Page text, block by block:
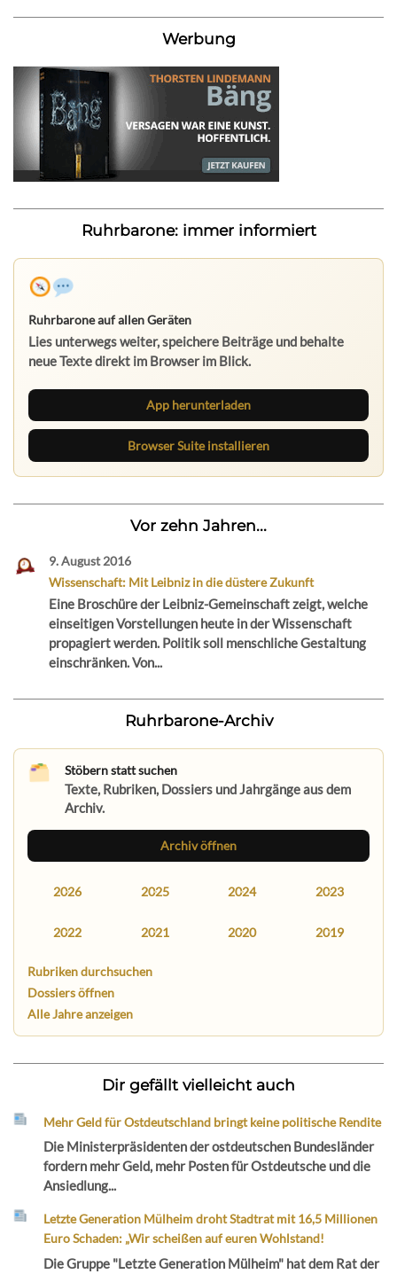
Werbung
Ruhrbarone: immer informiert
Ruhrbarone auf allen Geräten
Lies unterwegs weiter, speichere Beiträge und behalte
neue Texte direkt im Browser im Blick.
App herunterladen
Browser Suite installieren
Vor zehn Jahren...
9. August 2016
Wissenschaft: Mit Leibniz in die düstere Zukunft
Eine Broschüre der Leibniz-Gemeinschaft zeigt, welche
einseitigen Vorstellungen heute in der Wissenschaft
propagiert werden. Politik soll menschliche Gestaltung
einschränken. Von...
Ruhrbarone-Archiv
Stöbern statt suchen
Texte, Rubriken, Dossiers und Jahrgänge aus dem
Archiv.
Archiv öffnen
2026 2025 2024 2023
2022 2021 2020 2019
Rubriken durchsuchen
Dossiers öffnen
Alle Jahre anzeigen
Dir gefällt vielleicht auch
Mehr Geld für Ostdeutschland bringt keine politische Rendite
Die Ministerpräsidenten der ostdeutschen Bundesländer
fordern mehr Geld, mehr Posten für Ostdeutsche und die
Ansiedlung...
Letzte Generation Mülheim droht Stadtrat mit 16,5 Millionen
Euro Schaden: „Wir scheißen auf euren Wohlstand!
Die Gruppe "Letzte Generation Mülheim" hat dem Rat der